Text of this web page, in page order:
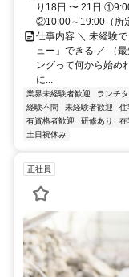
り18日 〜 21日
②10:00～19:00（所
仕事内容 ＼ 未経験
ュー」できる ／ （
ングって何から始め
に...
業界未経験者歓迎 ランチ
経験不問
未経験者歓迎 住
有資格者歓迎
研修あり 在
土日祝休み
正社員